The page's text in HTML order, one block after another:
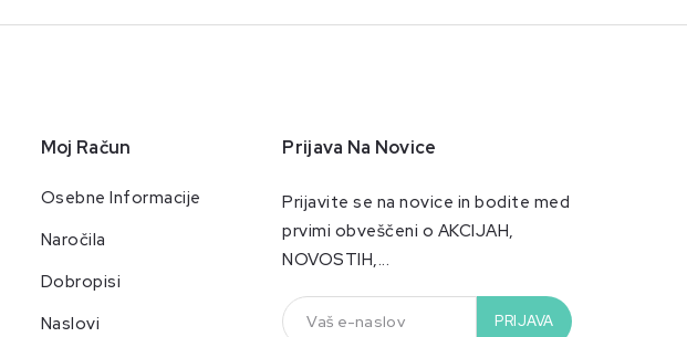
Moj Račun
Osebne Informacije
Naročila
Dobropisi
Naslovi
Prijava Na Novice
Prijavite se na novice in bodite med
prvimi obveščeni o AKCIJAH,
NOVOSTIH,...